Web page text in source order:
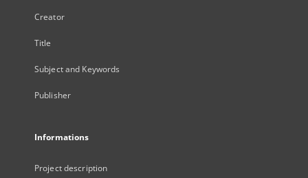
Creator
Title
Subject and Keywords
Publisher
Informations
Project description